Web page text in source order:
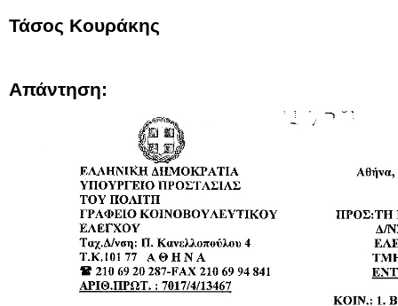
Τάσος Κουράκης
Απάντηση: